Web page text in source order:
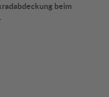
beim
Fenster)
Fenster)